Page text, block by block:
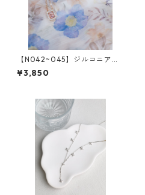
【N042~045】ジルコニアス
ピカピカ クエアボックスネ
ックレス（4colors)*SinSin
¥3,850